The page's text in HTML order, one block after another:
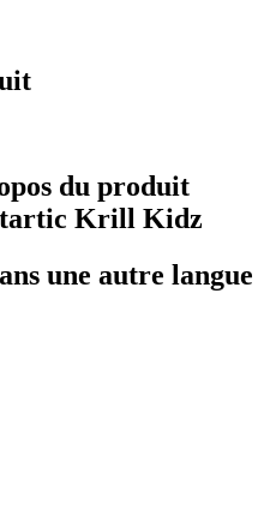
du produit
Krill Kidz
une autre langue